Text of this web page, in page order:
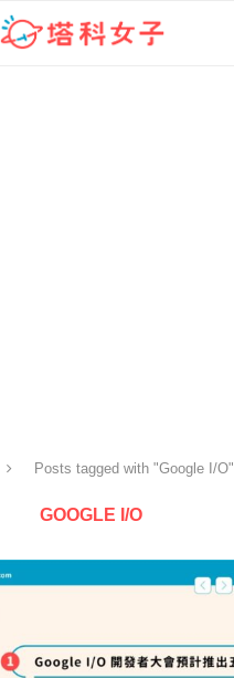
Posts tagged with "Google I/O"
GOOGLE I/O